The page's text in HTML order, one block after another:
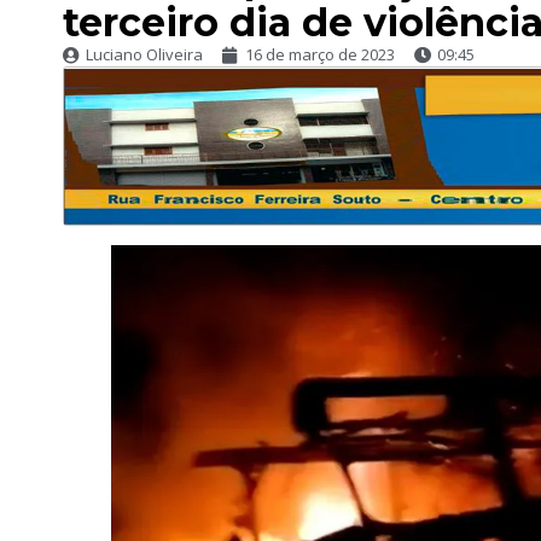
terceiro dia de
Luciano Oliveira 16 de março de 2023 09:45